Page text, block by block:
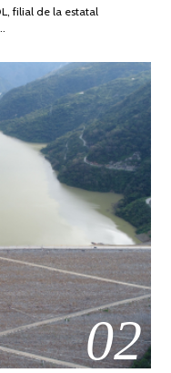
filial de la estatal
02